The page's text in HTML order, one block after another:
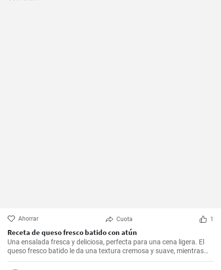
Ahorrar Cuota 1
Receta de queso fresco batido con atún
Una ensalada fresca y deliciosa, perfecta para una cena ligera. El
queso fresco batido le da una textura cremosa y suave, mientras
que el atún le aporta proteínas con el sabor. Suele servirse fría,